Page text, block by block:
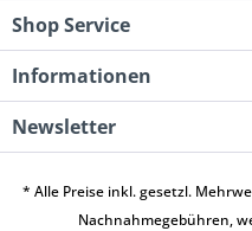
Shop Service
Informationen
Newsletter
* Alle Preise inkl. gesetzl.
Nachnahmegebühren,